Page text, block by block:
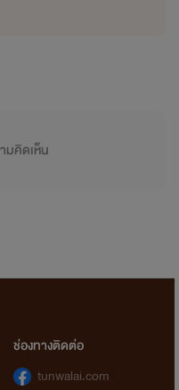
มคิดเห็น
ช่องทางติดต่อ
tunwalai.com